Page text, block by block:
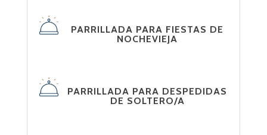
PARRILLADA PARA FIESTAS DE
NOCHEVIEJA
PARRILLADA PARA DESPEDIDAS
DE SOLTERO/A